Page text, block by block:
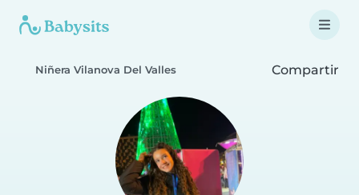
Niñera Vilanova Del Valles Compartir